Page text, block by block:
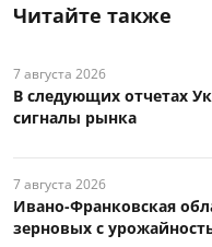
Читайте также
7 августа 2026
В следующих отчетах
сигналы рынка
7 августа 2026
Ивано-Франковская
зерновых с